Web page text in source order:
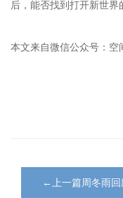
后，能否找到打开新世界
本文来自微信公众号：空
←上一篇周冬雨回